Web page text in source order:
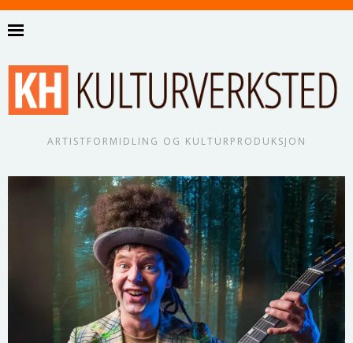
ARTISTFORMIDLING OG KULTURPRODUKSJON